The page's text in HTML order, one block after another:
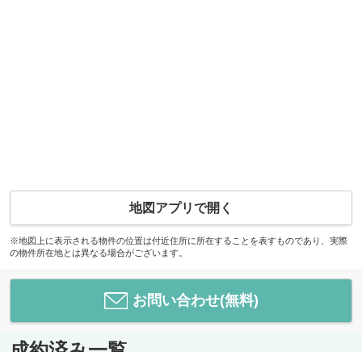
地図アプリで開く
※地図上に表示される物件の位置は付近住所に所在することを表すものであり、実際
の物件所在地とは異なる場合がございます。
お問い合わせ(無料)